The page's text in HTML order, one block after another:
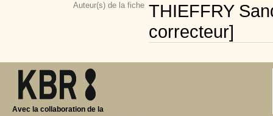
Auteur(s) de la fiche THIEFFRY
correcteur]
Avec la collaboration de la